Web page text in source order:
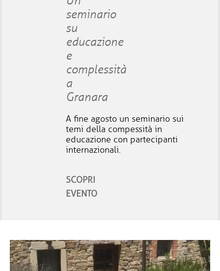
seminario
su
educazione
e
complessità
a
Granara
A fine agosto un seminario sui
temi della compessità in
educazione con partecipanti
internazionali.
SCOPRI
EVENTO